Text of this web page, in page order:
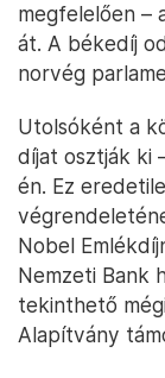
megfelelően –
át. A békedíj
norvég
Utolsóként a
díjat osztják ki
én. Ez
Nobel
Nemzeti Bank
tekinthető
Alapítvány